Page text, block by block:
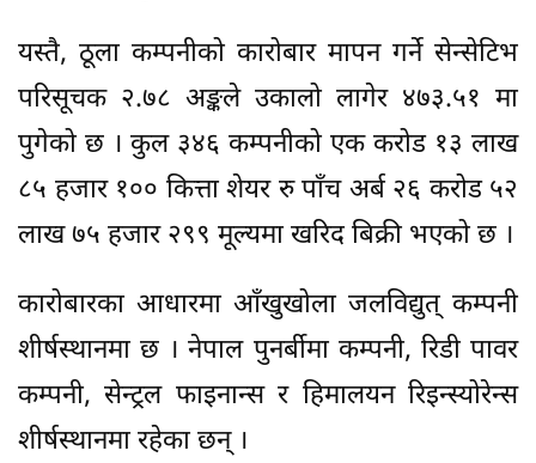
यस्तै, ठूला कम्पनीको कारोबार मापन गर्ने सेन्सेटिभ
परिसूचक २.७८ अङ्कले उकालो लागेर ४७३.५१ मा
पुगेको छ । कुल ३४६ कम्पनीको एक करोड १३ लाख
८५ हजार १०० कित्ता शेयर रु पाँच अर्ब २६ करोड ५२
लाख ७५ हजार २९९ मूल्यमा खरिद बिक्री भएको छ ।
कारोबारका आधारमा आँखुखोला जलविद्युत् कम्पनी
शीर्षस्थानमा छ । नेपाल पुनर्बीमा कम्पनी, रिडी पावर
कम्पनी, सेन्ट्रल फाइनान्स र हिमालयन रिइन्स्योरेन्स
शीर्षस्थानमा रहेका छन् ।